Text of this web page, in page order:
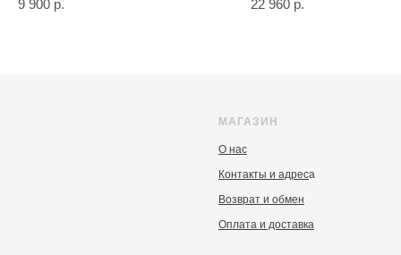
9 900 р. 22 960 р.
МАГАЗИН
О нас
Контакты и адреса
Возврат и обмен
Оплата и доставка